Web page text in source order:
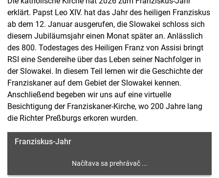
erklärt. Papst Leo XIV. hat das Jahr des heiligen Franziskus
ab dem 12. Januar ausgerufen, die Slowakei schloss sich
diesem Jubiläumsjahr einen Monat später an. Anlässlich
des 800. Todestages des Heiligen Franz von Assisi bringt
RSI eine Sendereihe über das Leben seiner Nachfolger in
der Slowakei. In diesem Teil lernen wir die Geschichte der
Franziskaner auf dem Gebiet der Slowakei kennen.
Anschließend begeben wir uns auf eine virtuelle
Besichtigung der Franziskaner-Kirche, wo 200 Jahre lang
die Richter Preßburgs erkoren wurden.
Franziskus-Jahr